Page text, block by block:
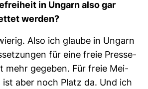
in Ungarn also gar
werden?
Also ich glaube in Ungarn
für eine freie Pres­se­
mehr gegeben. Für freie Mei­
ist aber noch Platz da. Und ich